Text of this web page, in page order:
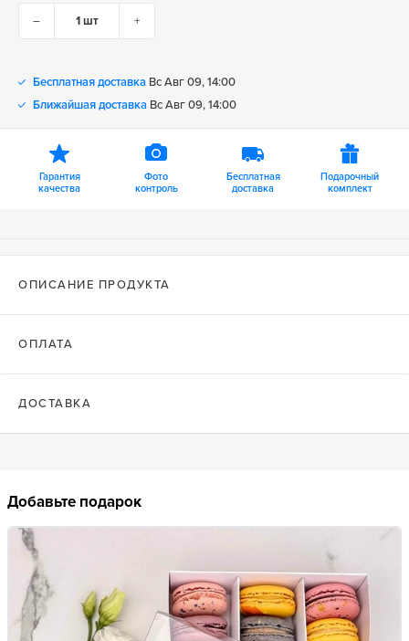
– +
Бесплатная доставка Вс Авг 09, 14:00
Ближайшая доставка Вс Авг 09, 14:00
Гарантия
качества
Фото
контроль
Бесплатная
доставка
Подарочный
комплект
ОПИСАНИЕ ПРОДУКТА
ОПЛАТА
ДОСТАВКА
Добавьте подарок